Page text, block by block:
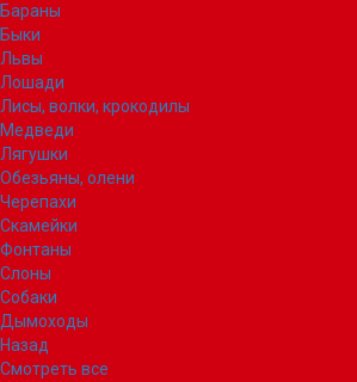
Бараны
Быки
Львы
Лошади
Лисы, волки, крокодилы
Медведи
Лягушки
Обезьяны, олени
Черепахи
Скамейки
Фонтаны
Слоны
Собаки
Дымоходы
Назад
Смотреть все